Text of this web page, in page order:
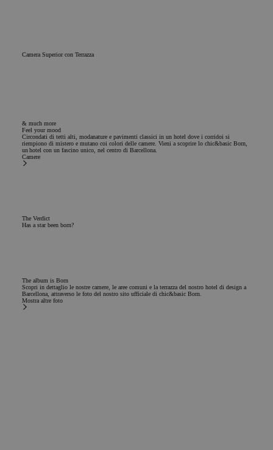
Camera Superior con Terrazza
& much more
Feel your mood
Circondati di tetti alti, modanature e pavimenti classici in un hotel dove i corridoi si
riempiono di mistero e mutano coi colori delle camere. Vieni a scoprire lo chic&basic Born,
un hotel con un fascino unico, nel centro di Barcellona.
Camere
The Verdict
Has a star been born?
The album is Born
Scopri in dettaglio le nostre camere, le aree comuni e la terrazza del nostro hotel di design a
Barcellona, attraverso le foto del nostro sito ufficiale di chic&basic Born.
Mostra altre foto